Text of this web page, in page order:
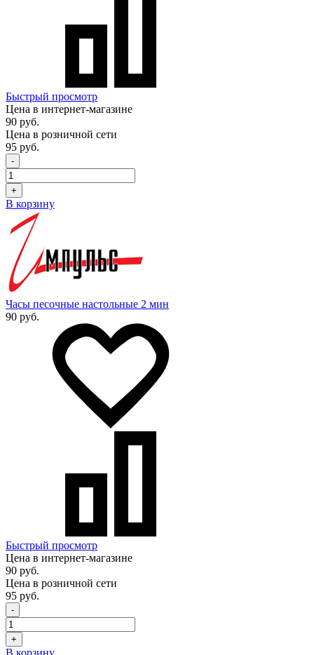
Быстрый просмотр
Цена в интернет-магазине
90 руб.
Цена в розничной сети
95 руб.
-
+
В корзину
Часы песочные настольные 2 мин
90 руб.
Быстрый просмотр
Цена в интернет-магазине
90 руб.
Цена в розничной сети
95 руб.
-
+
В корзину